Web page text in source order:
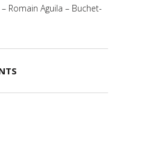
Romain Aguila – Buchet-